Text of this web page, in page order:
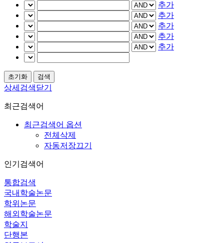
추가
추가
추가
추가
추가
상세검색닫기
최근검색어
최근검색어 옵션
전체삭제
자동저장끄기
인기검색어
통합검색
국내학술논문
학위논문
해외학술논문
학술지
단행본